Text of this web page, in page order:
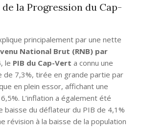
la Progression du Cap-
principalement par une nette
National Brut (RNB) par
le PIB du Cap-Vert a connu une
de 7,3%, tirée en grande partie par
en plein essor, affichant une
L’inflation a également été
baisse du déflateur du PIB de 4,1%
révision à la baisse de la population